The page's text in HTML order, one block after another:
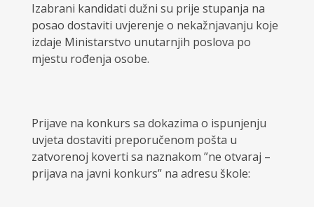
Izabrani kandidati dužni su prije stupanja na
posao dostaviti uvjerenje o nekažnjavanju koje
izdaje Ministarstvo unutarnjih poslova po
mjestu rođenja osobe.
Prijave na konkurs sa dokazima o ispunjenju
uvjeta dostaviti preporučenom pošta u
zatvorenoj koverti sa naznakom ”ne otvaraj –
prijava na javni konkurs” na adresu škole: